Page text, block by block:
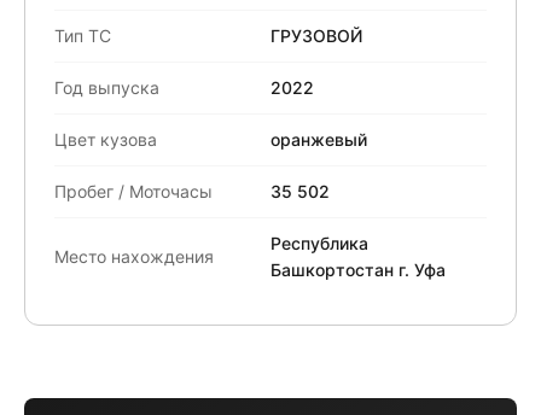
Тип ТС ГРУЗОВОЙ
Год выпуска 2022
Цвет кузова оранжевый
Пробег / Моточасы 35 502
Место нахождения
Республика
Башкортостан г. Уфа